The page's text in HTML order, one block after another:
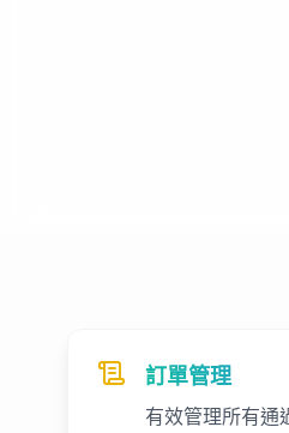
訂單管理
有效管理所有通